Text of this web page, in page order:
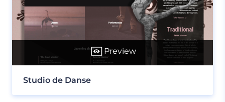
Preview
Studio de Danse